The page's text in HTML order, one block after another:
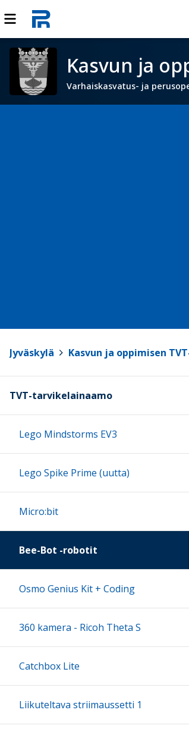
Kasvun ja
Varhaiskasvatus- ja
Jyväskylä Kasvun ja oppimisen
TVT-tarvikelainaamo
Lego Mindstorms EV3
Lego Spike Prime (uutta)
Micro:bit
Bee-Bot -robotit
Osmo Genius Kit + Coding
360 kamera - Ricoh Theta S
Catchbox Lite
Liikuteltava striimaussetti 1